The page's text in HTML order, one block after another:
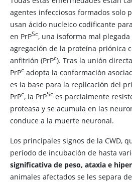
agentes infecciosos formados solo
usan ácido nucleico codificante
en PrP​Sc, una isoforma mal
agregación de la proteína priónica
anfitrión (PrP​c). Tras la unión
PrP​c adopta la conformación
es la base para la replicación del
PrP​c, la PrP​Sc es parcialmente
proteasa y se acumula en las
conduce a la muerte neuronal.
Los principales signos de la CWD,
período de incubación de hasta
significativa de peso, ataxia e
animales afectados se les separa